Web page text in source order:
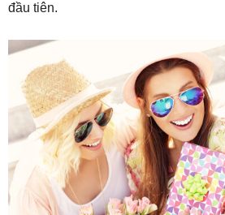
đầu tiên.